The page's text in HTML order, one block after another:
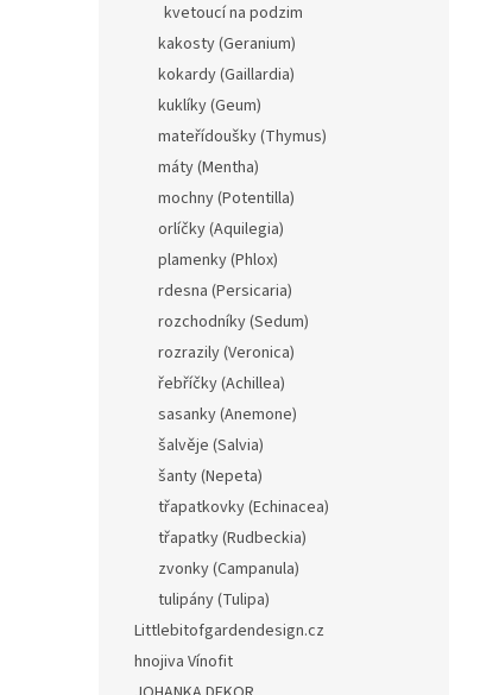
kvetoucí na podzim
kakosty (Geranium)
kokardy (Gaillardia)
kuklíky (Geum)
mateřídoušky (Thymus)
máty (Mentha)
mochny (Potentilla)
orlíčky (Aquilegia)
plamenky (Phlox)
rdesna (Persicaria)
rozchodníky (Sedum)
rozrazily (Veronica)
řebříčky (Achillea)
sasanky (Anemone)
šalvěje (Salvia)
šanty (Nepeta)
třapatkovky (Echinacea)
třapatky (Rudbeckia)
zvonky (Campanula)
tulipány (Tulipa)
Littlebitofgardendesign.cz
hnojiva Vínofit